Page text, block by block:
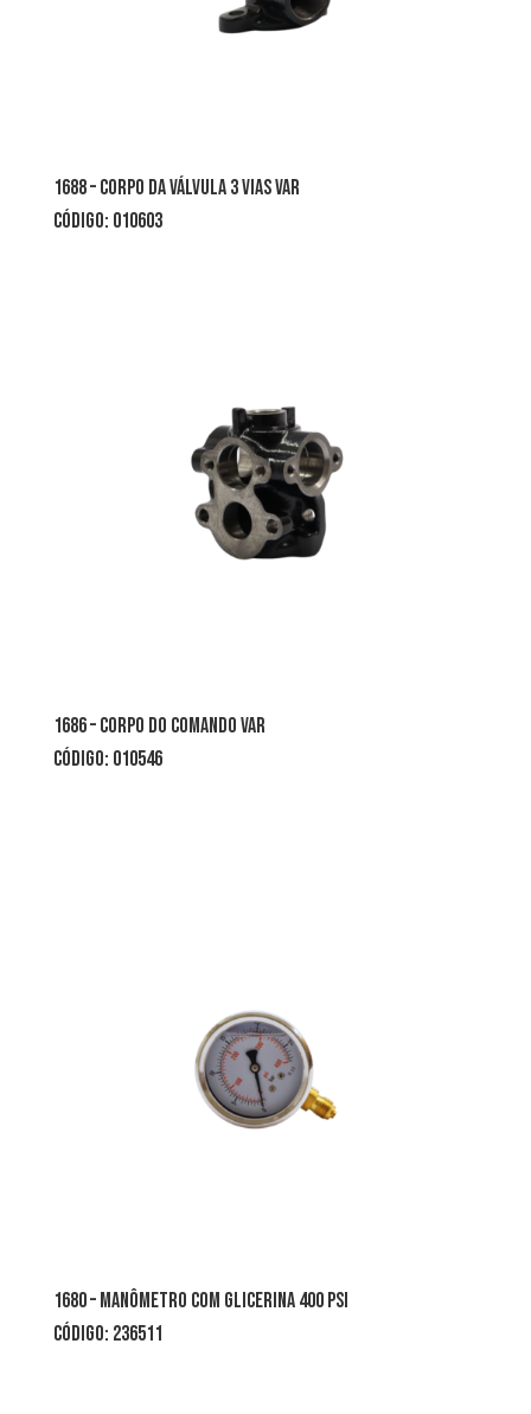
1688 – corpo da válvula 3 vias var
CÓDIGO: 010603
1686 – corpo do comando var
CÓDIGO: 010546
1680 – manômetro com glicerina 400 psi
CÓDIGO: 236511